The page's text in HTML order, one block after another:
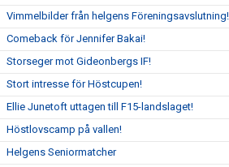
Vimmelbilder från helgens Föreningsavslutning!
Comeback för Jennifer Bakai!
Storseger mot Gideonbergs IF!
Stort intresse för Höstcupen!
Ellie Junetoft uttagen till F15-landslaget!
Höstlovscamp på vallen!
Helgens Seniormatcher